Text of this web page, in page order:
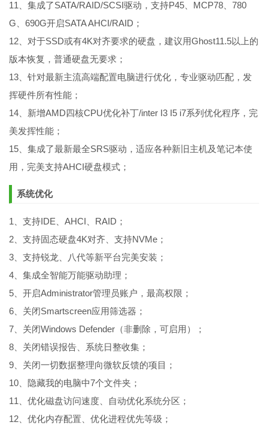
11、集成了SATA/RAID/SCSI驱动，支持P45、MCP78、780
G、690G开启SATA AHCI/RAID；
12、对于SSD或有4K对齐要求的硬盘，建议用Ghost11.5以上的
版本恢复，普通硬盘无要求；
13、针对最新主流高端配置电脑进行优化，专业驱动匹配，发
挥硬件所有性能；
14、新增AMD四核CPU优化补丁/inter I3 I5 i7系列优化程序，完
美发挥性能；
15、集成了最新最全SRS驱动，适应各种新旧主机及笔记本使
用，完美支持AHCI硬盘模式；
系统优化
1、支持IDE、AHCI、RAID；
2、支持固态硬盘4K对齐、支持NVMe；
3、支持锐龙、八代等新平台完美安装；
4、集成全智能万能驱动助理；
5、开启Administrator管理员账户，最高权限；
6、关闭Smartscreen应用筛选器；
7、关闭Windows Defender（非删除，可启用）；
8、关闭错误报告、系统日整收集；
9、关闭一切数据整理向微软反馈的项目；
10、隐藏我的电脑中7个文件夹；
11、优化磁盘访问速度、自动优化系统分区；
12、优化内存配置、优化进程优先等级；